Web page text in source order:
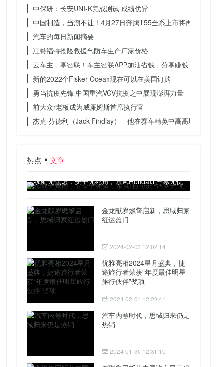
中保研：长安UNI-K完成测试 成绩优异
中国制造，当潮不让！4月27日奔腾T55全系上市将再造更多
汽车的每日新闻摘要
江铃福特抢险救援气防车生产厂家价格
云车主，享智联！车主智联APP加油省钱，分享赚钱！
新的2022个Fisker Ocean现在可以在美国订购
勇当抗疫先锋 中国重汽VGV抗疫之中展现澎湃力量
前大众r老板成为威廉姆斯首席执行官
杰克·芬德利（Jack Findlay）：他在赛车精英中高高地骑
热点 文章
续航无焦虑，安全无死角，东风Honda让严寒无忧
金龙献岁燃擎启新，思域归家
红运盈门
2024-02-02 12:02:14
优雅亮相2024星月盛典，捷
途旅行者荣获“年度最佳明星
旅行伙伴”奖项
2024-02-01 12:20:41
汽车内卷时代，思域归来仍是
热销
2024-01-30 12:31:10